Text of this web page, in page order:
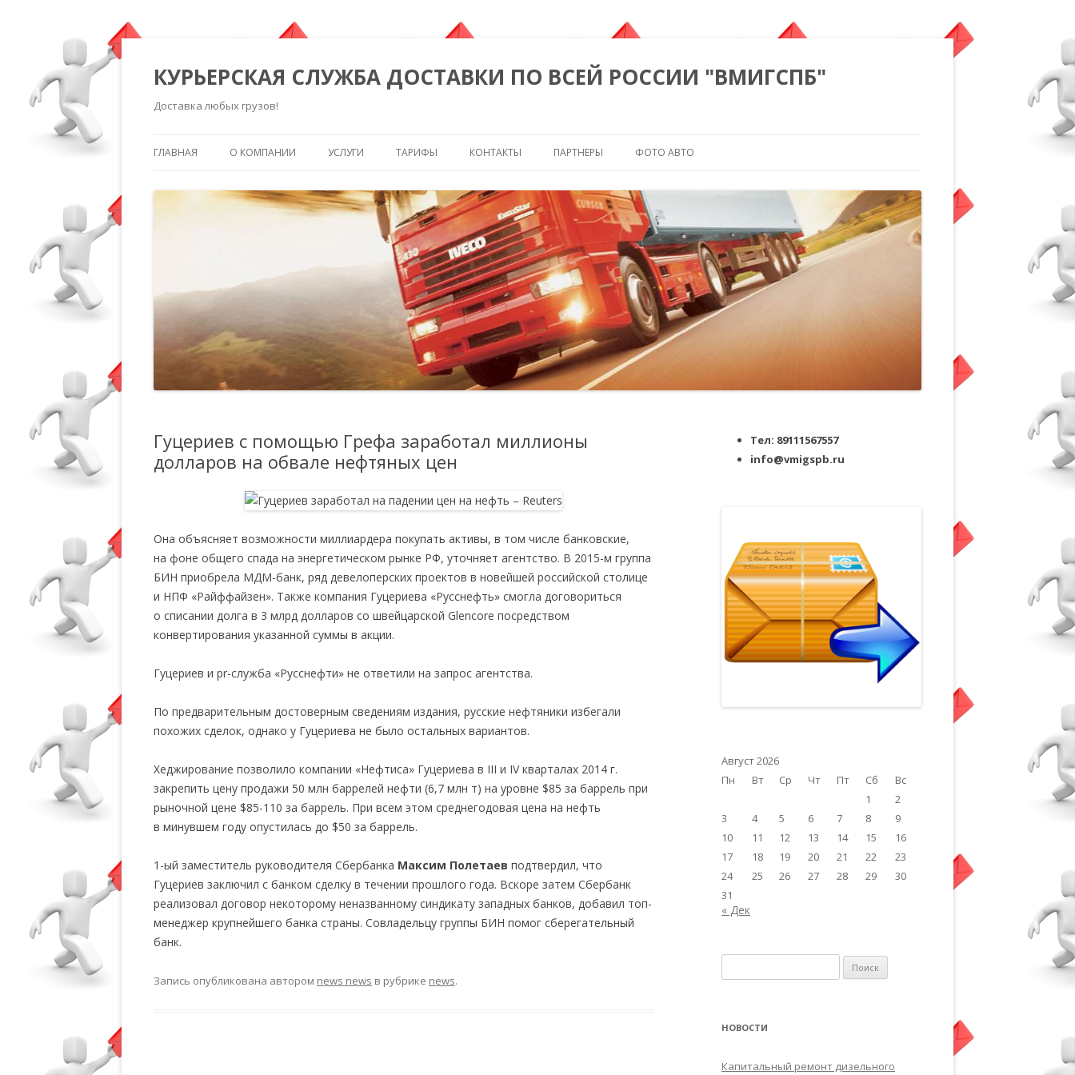
КУРЬЕРСКАЯ СЛУЖБА ДОСТАВКИ ПО ВСЕЙ РОССИИ "ВМИГСПБ"
Доставка любых грузов!
ГЛАВНАЯ О КОМПАНИИ УСЛУГИ ТАРИФЫ КОНТАКТЫ ПАРТНЕРЫ ФОТО АВТО
Гуцериев с помощью Грефа заработал миллионы
долларов на обвале нефтяных цен
Она объясняет возможности миллиардера покупать активы, в том числе банковские,
на фоне общего спада на энергетическом рынке РФ, уточняет агентство. В 2015-м группа
БИН приобрела МДМ-банк, ряд девелоперских проектов в новейшей российской столице
и НПФ «Райффайзен». Также компания Гуцериева «Русснефть» смогла договориться
о списании долга в 3 млрд долларов со швейцарской Glencore посредством
конвертирования указанной суммы в акции.
Гуцериев и pr-служба «Русснефти» не ответили на запрос агентства.
По предварительным достоверным сведениям издания, русские нефтяники избегали
похожих сделок, однако у Гуцериева не было остальных вариантов.
Хеджирование позволило компании «Нефтиса» Гуцериева в III и IV кварталах 2014 г.
закрепить цену продажи 50 млн баррелей нефти (6,7 млн т) на уровне $85 за баррель при
рыночной цене $85-110 за баррель. При всем этом среднегодовая цена на нефть
в минувшем году опустилась до $50 за баррель.
1-ый заместитель руководителя Сбербанка Максим Полетаев подтвердил, что
Гуцериев заключил с банком сделку в течении прошлого года. Вскоре затем Сбербанк
реализовал договор некоторому неназванному синдикату западных банков, добавил топ-
менеджер крупнейшего банка страны. Совладельцу группы БИН помог сберегательный
банк.
Запись опубликована автором news news в рубрике news.
Тел: 89111567557
info@vmigspb.ru
Август 2026
Пн
Вт Ср Чт Пт Сб
Вс
1
2
3
4 5 6 7 8
9
10
11 12 13 14 15
16
17
18 19 20 21 22
23
24
25 26 27 28 29
30
31
« Дек
НОВОСТИ
Капитальный ремонт дизельного